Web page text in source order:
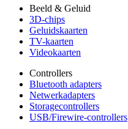
Beeld & Geluid
3D-chips
Geluidskaarten
TV-kaarten
Videokaarten
Controllers
Bluetooth adapters
Netwerkadapters
Storagecontrollers
USB/Firewire-controllers